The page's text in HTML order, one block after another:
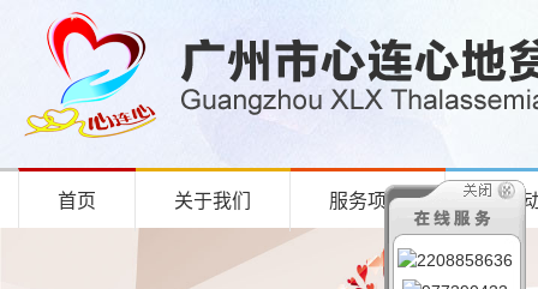
首页 关于我们 服务项目 项目